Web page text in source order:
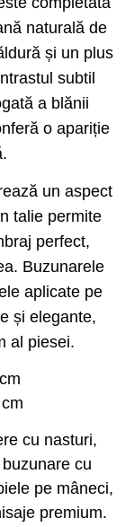
naturală de
și un plus
subtil
a blănii
o apariție
un aspect
talie permite
perfect,
Buzunarele
aplicate pe
și elegante,
al piesei.
cu nasturi,
cu
pe mâneci,
premium.